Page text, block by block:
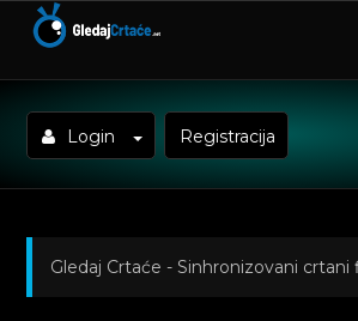
Login Registracija
Gledaj Crtaće - Sinhronizovani crtani